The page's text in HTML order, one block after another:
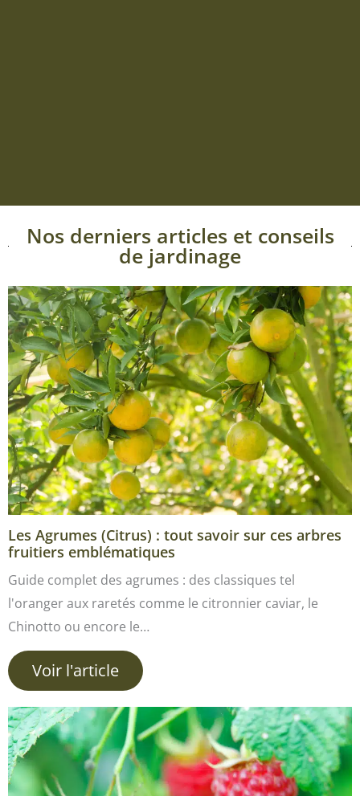
Nos derniers articles et conseils
de jardinage
Les Agrumes (Citrus) : tout savoir sur ces arbres
fruitiers emblématiques
Guide complet des agrumes : des classiques tel
l'oranger aux raretés comme le citronnier caviar, le
Chinotto ou encore le…
Voir l'article